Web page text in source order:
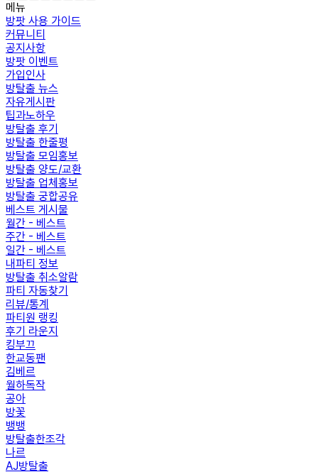
메뉴
방팟 사용 가이드
커뮤니티
공지사항
방팟 이벤트
가입인사
방탈출 뉴스
자유게시판
팁과노하우
방탈출 후기
방탈출 한줄평
방탈출 모임홍보
방탈출 양도/교환
방탈출 업체홍보
방탈출 궁합공유
베스트 게시물
월간 - 베스트
주간 - 베스트
일간 - 베스트
내파티 정보
방탈출 취소알람
파티 자동찾기
리뷰/통계
파티원 랭킹
후기 라운지
킹부끄
한교동팬
김베르
월하독작
공아
방꽃
뱅뱅
방탈출한조각
나르
AJ방탈출